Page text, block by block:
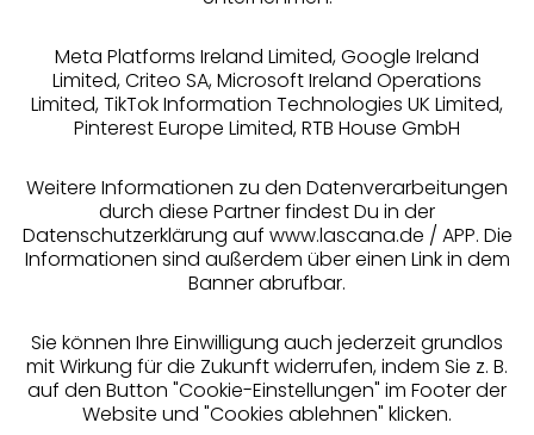
Balconette-
BH
zeichnet sich durch
ihre spezielle
Schnittform aus: Die
Cups verlaufen am
gerade, die Träger
sitzen weiter seitlich.
Meist besitzt dieses
Model Bügel, durch
die deine Brust
Der Balconette-BH
sorgt für ein üppiges
Dekolleté und wird
gern unter Blusen,
Balconette-BHs
können Damen
mit einem B-
oder C-
Kostenlose Retoure
°Punkte sammeln
Ratenkauf **
Services
Beratung
Meta Platforms Ireland Limited, Google Ireland
Limited, Criteo SA, Microsoft Ireland Operations
Limited, TikTok Information Technologies UK Limited,
Pinterest Europe Limited, RTB House GmbH
Weitere Informationen zu den Datenverarbeitungen
durch diese Partner findest Du in der
Datenschutzerklärung auf www.lascana.de / APP. Die
Informationen sind außerdem über einen Link in dem
Banner abrufbar.
Sie können Ihre Einwilligung auch jederzeit grundlos
mit Wirkung für die Zukunft widerrufen, indem Sie z. B.
auf den Button "Cookie-Einstellungen" im Footer der
Website und "Cookies ablehnen" klicken.